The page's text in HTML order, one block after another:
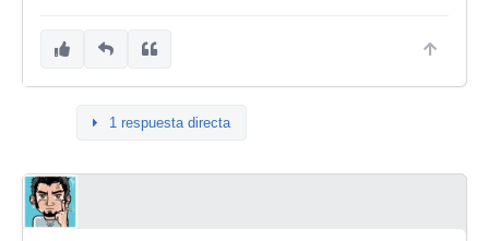
1 respuesta directa